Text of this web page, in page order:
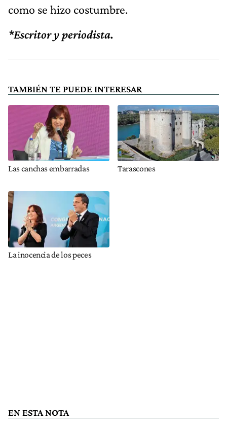
como se hizo costumbre.
*Escritor y periodista.
TAMBIÉN TE PUEDE INTERESAR
Las canchas embarradas Tarascones
La inocencia de los peces
EN ESTA NOTA